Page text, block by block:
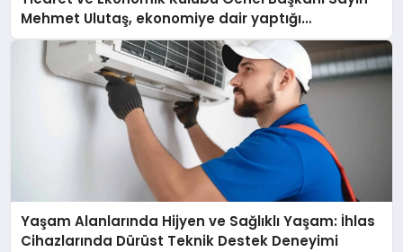
Mehmet Ulutaş, ekonomiye dair yaptığı
açıklamada şunları kaydetti:
Yaşam Alanlarında Hijyen ve Sağlıklı Yaşam: İhlas
Cihazlarında Dürüst Teknik Destek Deneyimi